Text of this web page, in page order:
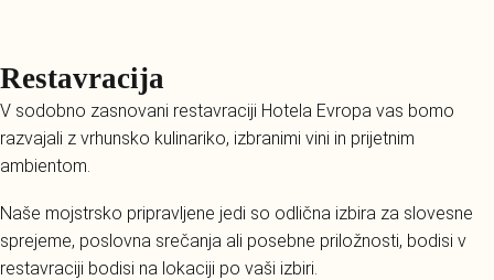
Restavracija
V sodobno zasnovani restavraciji Hotela Evropa vas bomo
razvajali z vrhunsko kulinariko, izbranimi vini in prijetnim
ambientom.
Naše mojstrsko pripravljene jedi so odlična izbira za slovesne
sprejeme, poslovna srečanja ali posebne priložnosti, bodisi v
restavraciji bodisi na lokaciji po vaši izbiri.